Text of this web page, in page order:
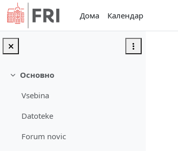
Оди до главна содржина
Дома
Календар
Затвори
Основно
Vsebina
Datoteke
Forum novic